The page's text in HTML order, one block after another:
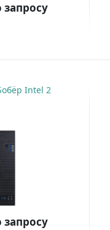
запросу
Intel 2
запросу